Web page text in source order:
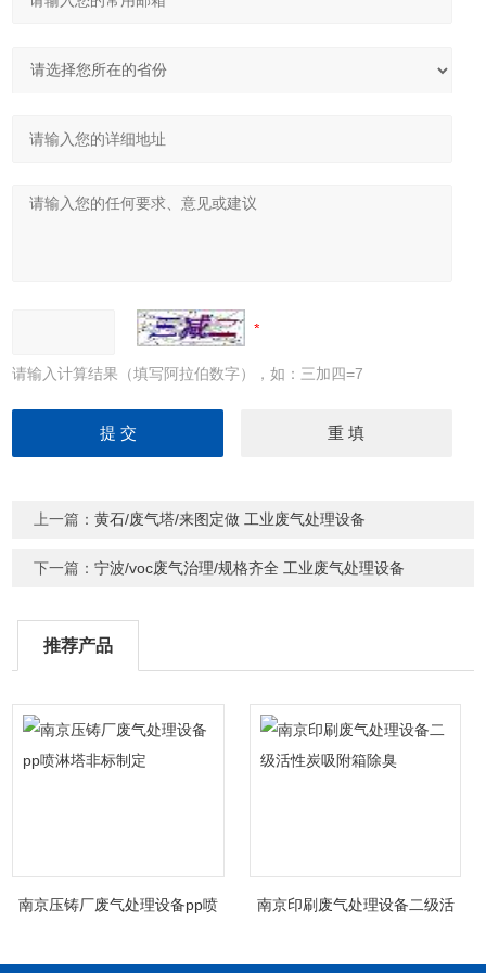
请输入计算结果（填写阿拉伯数字），如：三加四=7
上一篇：黄石/废气塔/来图定做 工业废气处理设备
下一篇：宁波/voc废气治理/规格齐全 工业废气处理设备
推荐产品
南京压铸厂废气处理设备pp喷
南京印刷废气处理设备二级活